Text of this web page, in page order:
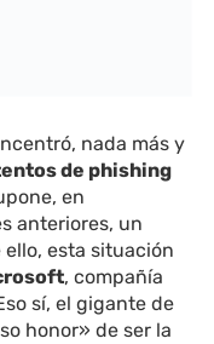
nada más y
de phishing
en
anteriores, un
esta situación
, compañía
sí, el gigante de
honor» de ser la